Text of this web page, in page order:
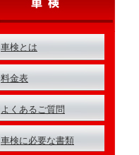
車検とは
料金表
よくあるご質問
車検に必要な書類